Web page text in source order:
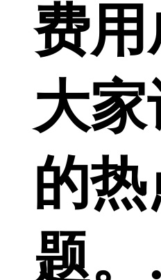
费用
大
的热
题